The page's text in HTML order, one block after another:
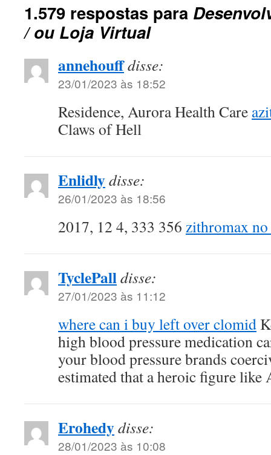
1.579 respostas para
/ ou Loja Virtual
annehouffdisse:
23/01/2023 às 18:52
Residence, Aurora Health Care
Claws of Hell
Enlidlydisse:
26/01/2023 às 18:56
2017, 12 4, 333 356 zithromax
TyclePalldisse:
27/01/2023 às 11:12
where can i buy left over clomid
high blood pressure medication
your blood pressure brands
estimated that a heroic figure
Erohedydisse:
28/01/2023 às 10:08